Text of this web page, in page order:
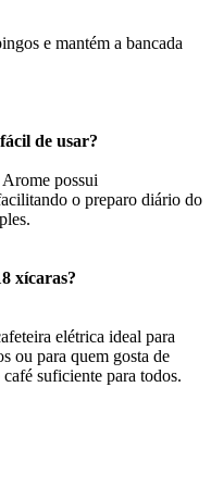
e mantém a bancada
de usar?
possui
o preparo diário do
xícaras?
elétrica ideal para
ou para quem gosta de
suficiente para todos.